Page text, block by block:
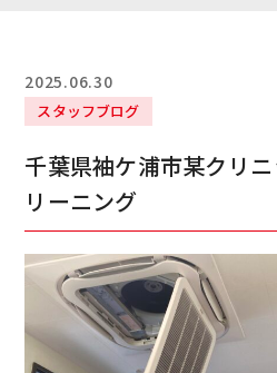
2025.06.30
スタッフブログ
千葉県袖ケ浦市某クリ
リーニング